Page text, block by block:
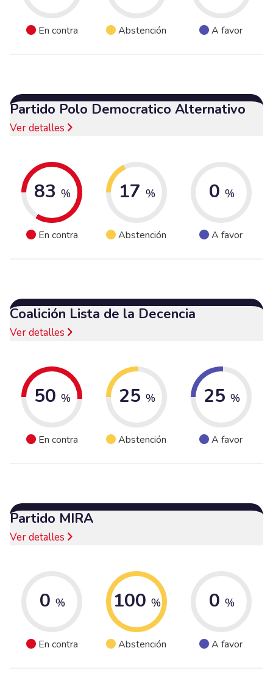
En contra Abstención A favor
Partido Polo Democratico Alternativo
Ver detalles
83 %
En contra
17 %
Abstención
0 %
A favor
Coalición Lista de la Decencia
Ver detalles
50 %
En contra
25 %
Abstención
25 %
A favor
Partido MIRA
Ver detalles
0 %
En contra
100 %
Abstención
0 %
A favor